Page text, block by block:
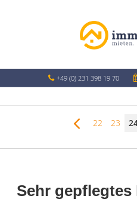
+49 (0) 231 398 19 70
22 23
Sehr